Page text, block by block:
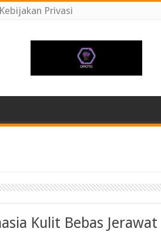
Kebijakan Privasi
Kulit Bebas Jerawat